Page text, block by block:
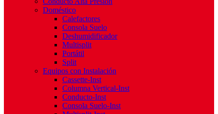
Doméstico
Calefactores
Consola Suelo
Deshumidificador
Multisplit
Portátil
Split
Equipos con Instalación
Cassette-Inst
Columna Vertical-Inst
Conducto-Inst
Consola Suelo-Inst